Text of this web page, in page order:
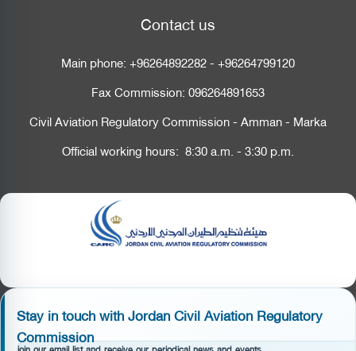
Contact us
Main phone:+96264892282-+96264799120
Fax Commission:096264891653
Civil Aviation Regulatory Commission - Amman - Marka
Official working hours: 8:30 a.m. - 3:30 p.m.
Stay in touch with Jordan Civil Aviation Regulatory
Commission